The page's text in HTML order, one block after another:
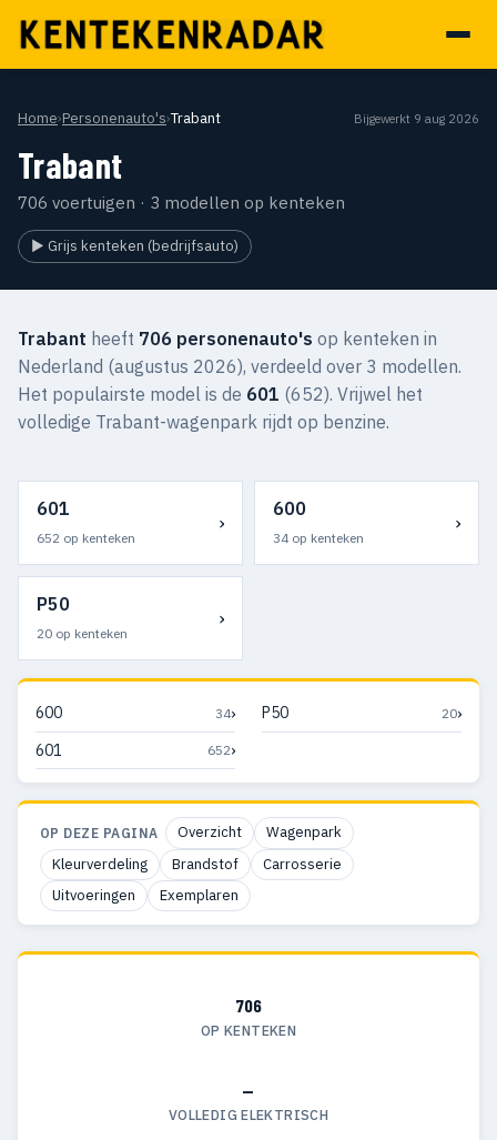
Home›Personenauto's›Trabant Bijgewerkt 9 aug 2026
Trabant
706 voertuigen · 3 modellen op kenteken
▶ Grijs kenteken (bedrijfsauto)
Trabant heeft 706 personenauto's op kenteken in
Nederland (augustus 2026), verdeeld over 3 modellen.
Het populairste model is de 601 (652). Vrijwel het
volledige Trabant-wagenpark rijdt op benzine.
601
652 op kenteken
›
600
34 op kenteken
›
P50
20 op kenteken
›
600 34›
601 652›
P50 20›
OP DEZE PAGINA Overzicht
Wagenpark
Kleurverdeling
Brandstof
Carrosserie
Uitvoeringen
Exemplaren
706
OP KENTEKEN
—
VOLLEDIG ELEKTRISCH